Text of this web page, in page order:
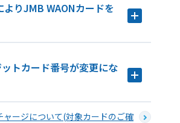
りJMB WAONカードを
トカード番号が変更にな
ャージについて(対象カードのご確